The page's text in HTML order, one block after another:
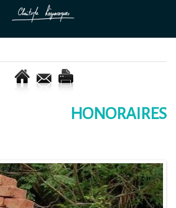
HONORAIRES